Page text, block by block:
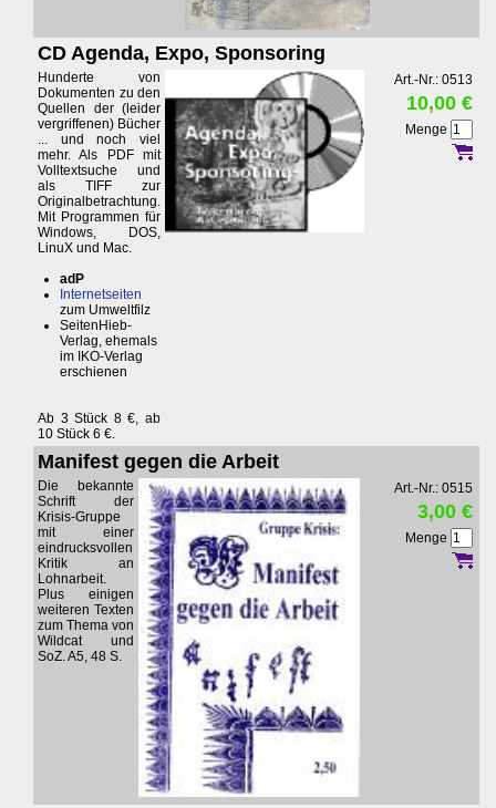
CD Agenda, Expo, Sponsoring
Hunderte von
Dokumenten zu den
Quellen der (leider
vergriffenen) Bücher
... und noch viel
mehr. Als PDF mit
Volltextsuche und
als TIFF zur
Originalbetrachtung.
Mit Programmen für
Windows, DOS,
LinuX und Mac.
adP
Internetseiten
zum Umweltfilz
SeitenHieb-
Verlag, ehemals
im IKO-Verlag
erschienen
Ab 3 Stück 8 €, ab
10 Stück 6 €.
Art.-Nr.: 0513
10,00 €
Menge
Manifest gegen die Arbeit
Die bekannte
Schrift der
Krisis-Gruppe
mit einer
eindrucksvollen
Kritik an
Lohnarbeit.
Plus einigen
weiteren Texten
zum Thema von
Wildcat und
SoZ. A5, 48 S.
Art.-Nr.: 0515
3,00 €
Menge